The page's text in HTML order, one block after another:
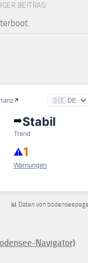
BEITRAG
📊 Daten von
Navigator)